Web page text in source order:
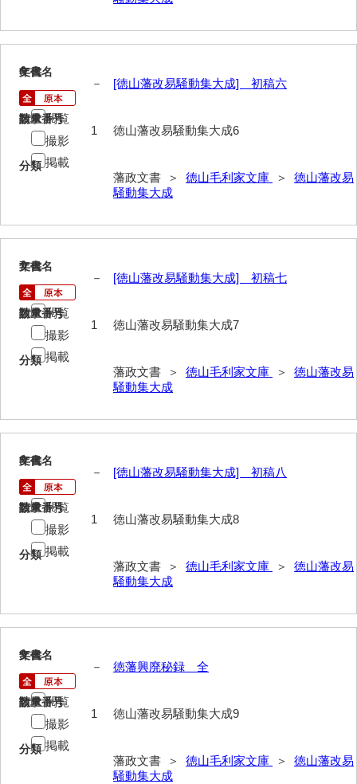
山野懸合録
勘場日記
御滞京日記
御判司方大日記
寺社町方日記
奉幣使方日記
遊行上人通路一件
廻浦記
測量方書上
銭穀録
川除方御定帳
職掌録
服忌令
6
文書名
[徳山藩改易騒動集大成] 初稿六
請求番号
徳山藩改易騒動集大成6
分類
藩政文書 ＞ 徳山毛利家文庫 ＞ 徳山藩改易
騒動集大成
年代
－
数量
1
閲覧
撮影
掲載
7
文書名
[徳山藩改易騒動集大成] 初稿七
請求番号
徳山藩改易騒動集大成7
分類
藩政文書 ＞ 徳山毛利家文庫 ＞ 徳山藩改易
騒動集大成
年代
－
数量
1
閲覧
撮影
掲載
8
文書名
[徳山藩改易騒動集大成] 初稿八
請求番号
徳山藩改易騒動集大成8
分類
藩政文書 ＞ 徳山毛利家文庫 ＞ 徳山藩改易
騒動集大成
年代
－
数量
1
閲覧
撮影
掲載
9
文書名
徳藩興廃秘録 全
請求番号
徳山藩改易騒動集大成9
分類
藩政文書 ＞ 徳山毛利家文庫 ＞ 徳山藩改易
騒動集大成
年代
－
数量
1
閲覧
撮影
掲載